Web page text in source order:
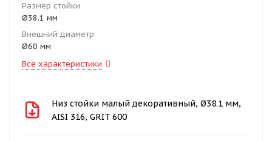
Размер стойки
Ø38.1 мм
Внешний диаметр
Ø60 мм
Все характеристики
Низ стойки малый декоративный, Ø38.1 мм,
AISI 316, GRIT 600